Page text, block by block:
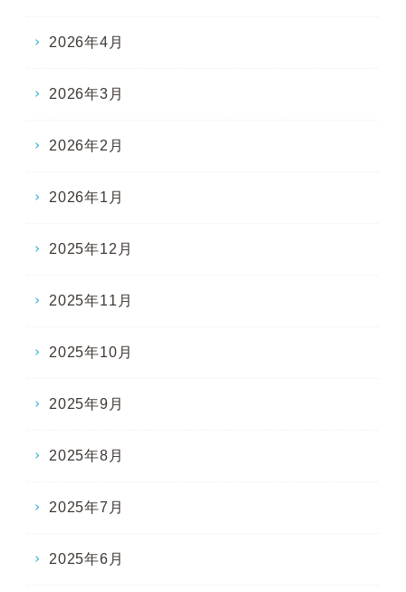
2026年4月
2026年3月
2026年2月
2026年1月
2025年12月
2025年11月
2025年10月
2025年9月
2025年8月
2025年7月
2025年6月